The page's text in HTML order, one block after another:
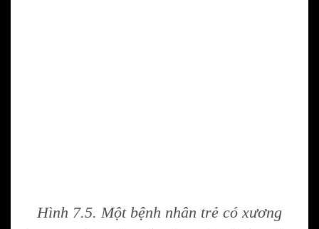
Hình 7.5. Một bệnh nhân trẻ có xương